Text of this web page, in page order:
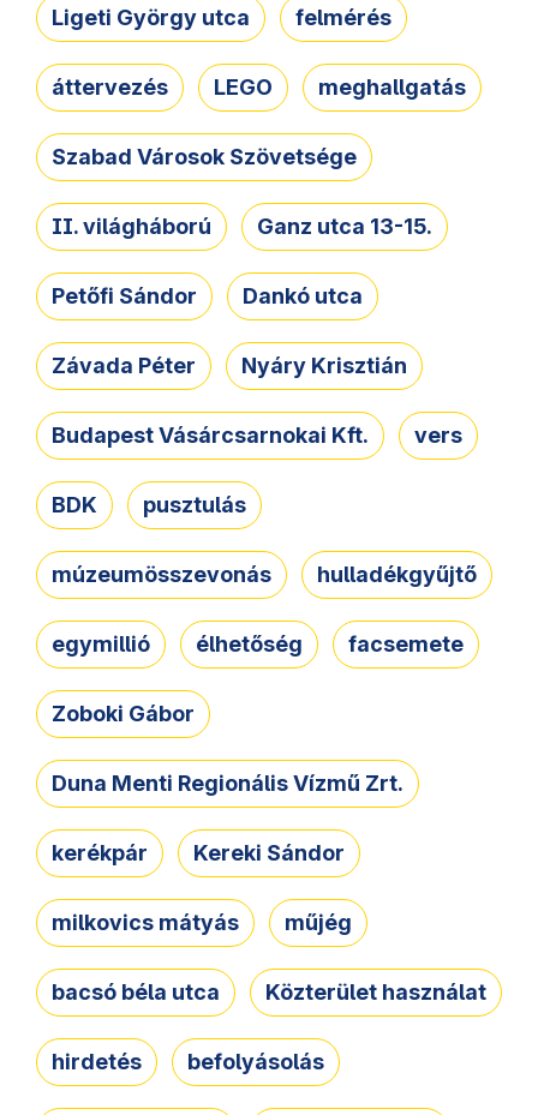
Ligeti György utca felmérés
áttervezés LEGO meghallgatás
Szabad Városok Szövetsége
II. világháború Ganz utca 13-15.
Petőfi Sándor Dankó utca
Závada Péter Nyáry Krisztián
Budapest Vásárcsarnokai Kft. vers
BDK pusztulás
múzeumösszevonás hulladékgyűjtő
egymillió élhetőség facsemete
Zoboki Gábor
Duna Menti Regionális Vízmű Zrt.
kerékpár Kereki Sándor
milkovics mátyás műjég
bacsó béla utca Közterület használat
hirdetés befolyásolás